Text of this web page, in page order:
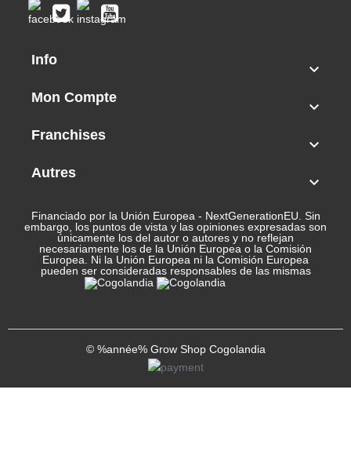
Info

Mon Compte

Franchises

Autres

Financiado por la Unión Europea - NextGenerationEU. Sin
embargo, los puntos de vista y las opiniones expresadas son
únicamente los del autor o autores y no reflejan
necesariamente los de la Unión Europea o la Comisión
Europea. Ni la Unión Europea ni la Comisión Europea
pueden ser consideradas responsables de las mismas
© %année% Grow Shop Cogolandia